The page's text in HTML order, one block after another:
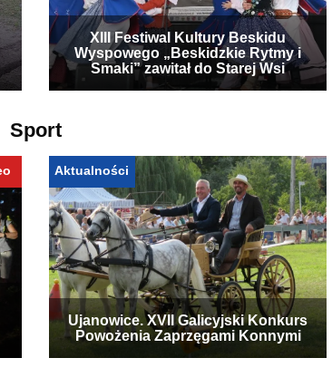
XIII Festiwal Kultury Beskidu
Wyspowego „Beskidzkie Rytmy i
Smaki” zawitał do Starej Wsi
Sport
Aktualności
Ujanowice. XVII Galicyjski Konkurs
Powożenia Zaprzęgami Konnymi